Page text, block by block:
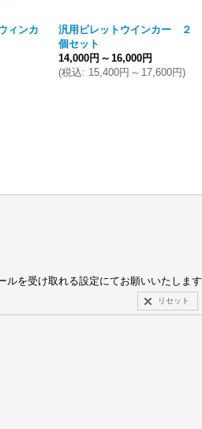
ィンカ
汎用ビレットウインカー ２
個セット
14,000円 ～ 16,000円
(税込: 15,400円 ～ 17,600円)
を受け取れる設定にてお願いいたします
リセット